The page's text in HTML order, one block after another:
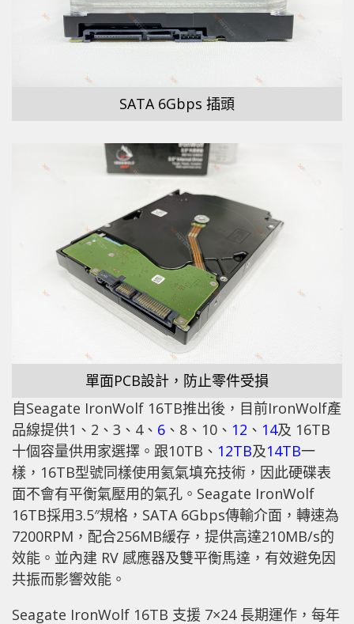
SATA 6Gbps 插頭
單面PCB設計，防止零件受損
自Seagate IronWolf 16TB推出後，目前IronWolf產
品線提供1、2、3、4、 6 、8、10、 12 、 14及 16TB
十個容量供用家選擇。跟10TB、 12TB及14TB一
樣，16TB型號同樣使用氦氣填充技術，因此硬碟表
面不會有平衡氣壓用的氣孔。Seagate IronWolf
16TB採用3.5″規格，SATA 6Gbps傳輸介面，轉速為
7200RPM，配合256MB緩存，提供高達210MB/s的
效能。並內建 RV 感應器及雙平衡馬達，有效避免因
共振而影響效能。
Seagate IronWolf 16TB 支援 7×24 長期運作，每年